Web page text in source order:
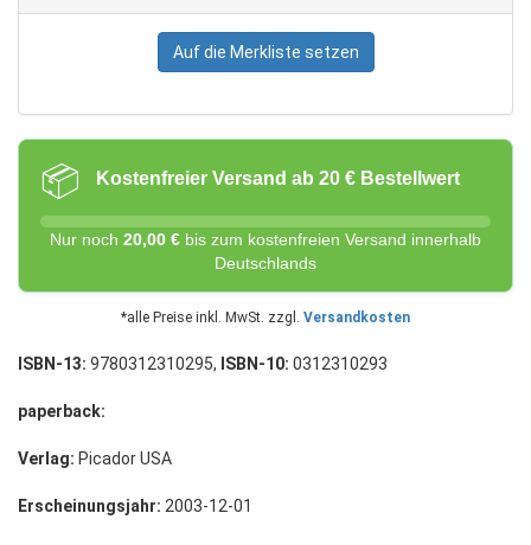
Auf die Merkliste setzen
📦 Kostenfreier Versand ab 20 € Bestellwert
Nur noch 20,00 € bis zum kostenfreien Versand innerhalb
Deutschlands
*alle Preise inkl. MwSt. zzgl. Versandkosten
ISBN-13: 9780312310295, ISBN-10: 0312310293
paperback:
Verlag: Picador USA
Erscheinungsjahr: 2003-12-01